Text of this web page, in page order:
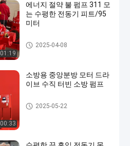
01:19
에너지 절약 불 펌프 311 모
는 수평한 전동기 피트/95
미터
전동기 몬 불 펌프
2025-04-08
00:33
소방용 중앙분방 모터 드라
이브 수직 터빈 소방 펌프
전동기 몬 불 펌프
2025-05-22